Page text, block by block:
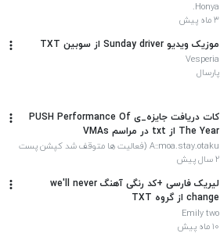
Honya.
۳ ماه پیش
موزیک ویدیو Sunday driver از سوبین TXT
Vesperia
پارسال
کات دریافت جایزه_ی PUSH Performance Of
The Year از txt در مراسم VMAs
A::moa.stay.otaku (فعالیت ها متوقف شد کپشن پست
آخر چک بشه^^)
۲ سال پیش
لیریک فارسی +کد رنگی آهنگ we'll never
change از گروه TXT
Emily two
۱۰ ماه پیش